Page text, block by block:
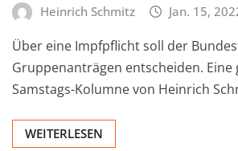
Heinrich Schmitz Jan. 15,
Über eine Impfpflicht soll der
Gruppenanträgen entscheiden. Eine
Samstags-Kolumne von Heinrich
WEITERLESEN